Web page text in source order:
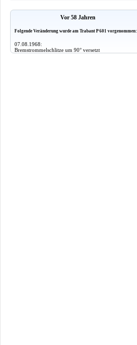
Vor 58 Jahren
Folgende Veränderung wurde am Trabant P 601 vorgenommen:
07.08.1968:
Bremstrommelschlitze um 90° versetzt